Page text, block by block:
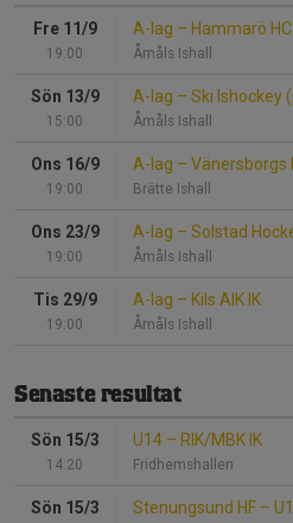
Fre 11/9
19:00
A-lag – Hammarö
Åmåls Ishall
Sön 13/9
15:00
A-lag – Ski Ishockey
Åmåls Ishall
Ons 16/9
19:00
A-lag – Vänersborgs
Brätte Ishall
Ons 23/9
19:00
A-lag – Solstad
Åmåls Ishall
Tis 29/9
19:00
A-lag – Kils AIK IK
Åmåls Ishall
Senaste resultat
Sön 15/3
14:20
U14 – RIK/MBK IK
Fridhemshallen
Sön 15/3 Stenungsund HF –